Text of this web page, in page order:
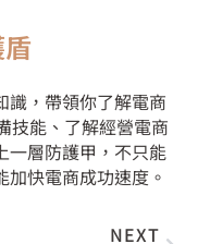
識，帶領你了解電商
技能、了解經營電商
一層防護甲，不只能
快電商成功速度。
NEXT下一篇